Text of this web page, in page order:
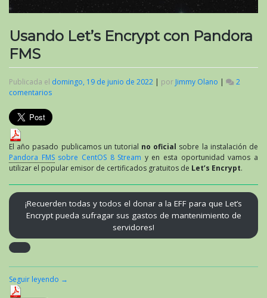
Usando Let’s Encrypt con Pandora
FMS
Publicada el domingo, 19 de junio de 2022 | por Jimmy Olano |
2
comentarios
Let’s
Pandora
FMS
El año pasado publicamos un tutorial no oficial sobre la instalación de
Pandora FMSsobre CentOS 8 Stream y en esta oportunidad vamos a
utilizar el popular emisor de certificados gratuitos de Let’s Encrypt.
¡Recuerden todas y todos el donar a la EFF para que Let’s
Encrypt pueda sufragar sus gastos de mantenimiento de
servidores!
Seguir leyendo →